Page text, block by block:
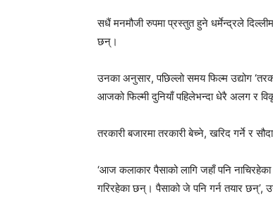
सधैं मनमौजी रुपमा प्रस्तुत हुने धर्मेन्द्रले
छन्।
उनका अनुसार, पछिल्लो समय फिल्म उद्योग
आजको फिल्मी दुनियाँ पहिलेभन्दा धेरै अलग र
तरकारी बजारमा तरकारी बेच्ने, खरिद गर्ने र
‘आज कलाकार पैसाको लागि जहाँ पनि
गरिरहेका छन्। पैसाको जे पनि गर्न तयार